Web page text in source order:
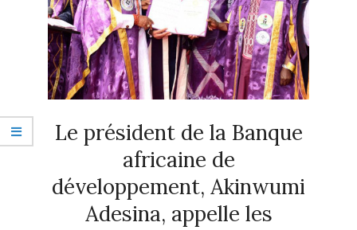
Le président de la Banque
africaine de
développement, Akinwumi
Adesina, appelle les